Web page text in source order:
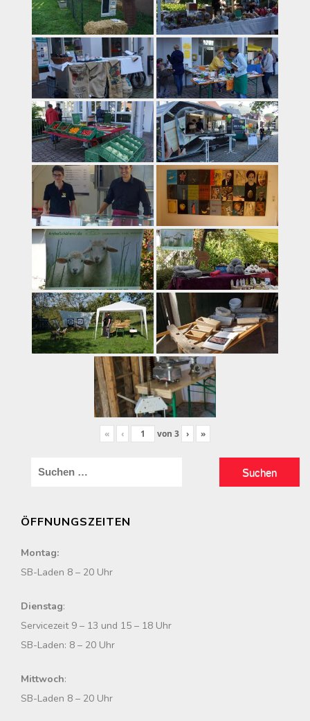
« ‹ von 3 › »
h
a
c
h
ÖFFNUNGSZEITEN
Montag:
SB-Laden 8 – 20 Uhr
Dienstag:
Servicezeit 9 – 13 und 15 – 18 Uhr
SB-Laden: 8 – 20 Uhr
Mittwoch:
SB-Laden 8 – 20 Uhr